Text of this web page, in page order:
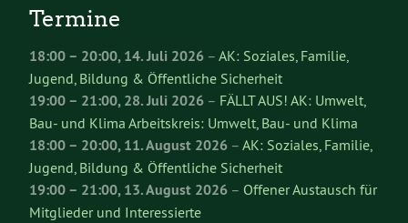
Termine
18:00– 20:00,14. Juli 2026 – AK: Soziales, Familie,
Jugend, Bildung & Öffentliche Sicherheit
19:00– 21:00,28. Juli 2026 – FÄLLT AUS! AK: Umwelt,
Bau- und Klima Arbeitskreis: Umwelt, Bau- und Klima
18:00– 20:00,11. August 2026 – AK: Soziales, Familie,
Jugend, Bildung & Öffentliche Sicherheit
19:00– 21:00,13. August 2026 – Offener Austausch für
Mitglieder und Interessierte